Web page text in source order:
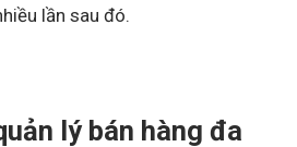
lần sau đó.
lý bán hàng đa